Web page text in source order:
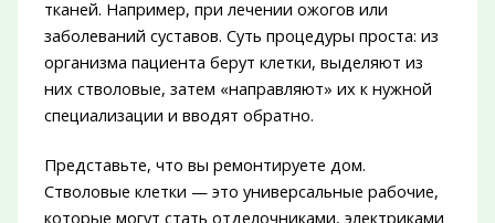
тканей. Например, при лечении ожогов или
заболеваний суставов. Суть процедуры проста: из
организма пациента берут клетки, выделяют из
них стволовые, затем «направляют» их к нужной
специализации и вводят обратно.
Представьте, что вы ремонтируете дом.
Стволовые клетки — это универсальные рабочие,
которые могут стать отделочниками, электриками